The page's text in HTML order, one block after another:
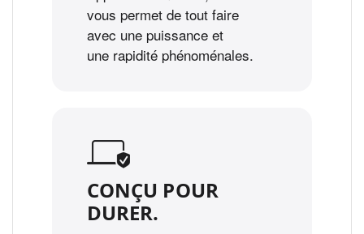
vous permet de tout faire
avec une puissance et
une rapidité phénoménales.
CONÇU POUR
DURER.